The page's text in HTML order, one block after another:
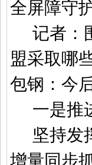
全屏障守
记者：
盟采取哪
包钢：今
一是推
坚持发
增量同步